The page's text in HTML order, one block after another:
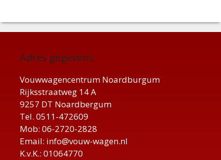
Adres gegevens
Vouwwagencentrum Noardburgum
Rijksstraatweg 14 A
9257 DT Noardbergum
Tel. 0511-472609
Mob: 06-2720-2828
Email: info@vouw-wagen.nl
K.v.K.: 01064770